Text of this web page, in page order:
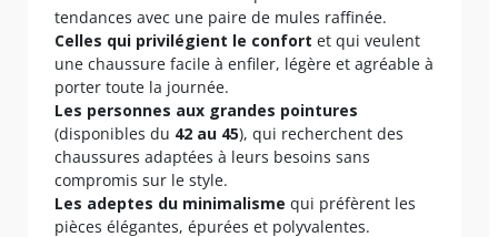
tendances avec une paire de mules raffinée.
Celles qui privilégient le confort et qui veulent
une chaussure facile à enfiler, légère et agréable à
porter toute la journée.
Les personnes aux grandes pointures
(disponibles du 42 au 45), qui recherchent des
chaussures adaptées à leurs besoins sans
compromis sur le style.
Les adeptes du minimalisme qui préfèrent les
pièces élégantes, épurées et polyvalentes.